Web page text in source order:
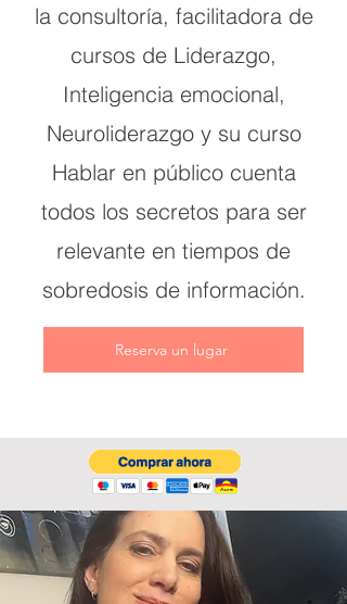
la consultoría, facilitadora de
cursos de Liderazgo,
Inteligencia emocional,
Neuroliderazgo y su curso
Hablar en público cuenta
todos los secretos para ser
relevante en tiempos de
sobredosis de información.
Reserva un lugar